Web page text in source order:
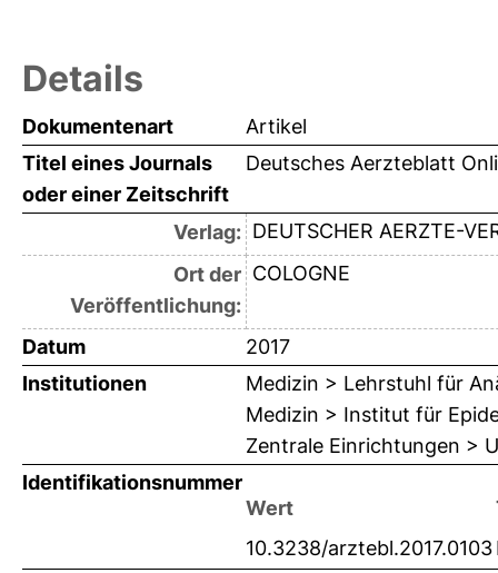
Details
Dokumentenart
Artikel
Titel eines Journals
oder einer Zeitschrift
Deutsches Aerzteblatt
Verlag: DEUTSCHER AERZTE-
Ort der
Veröffentlichung:
COLOGNE
Datum
2017
Institutionen
Medizin > Lehrstuhl für
Medizin > Institut für
Zentrale Einrichtungen >
Identifikationsnummer
Wert
10.3238/arztebl.2017.0103